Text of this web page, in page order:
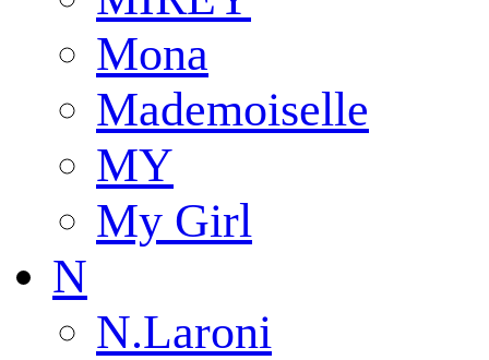
Mona
Mademoiselle
MY
My Girl
N
N.Laroni